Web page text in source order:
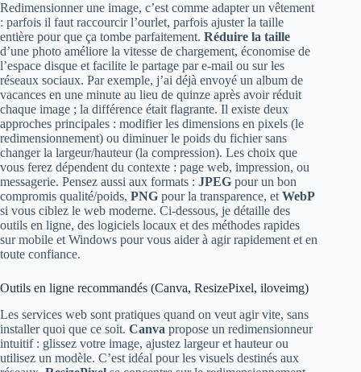
Redimensionner une image, c’est comme adapter un vêtement
: parfois il faut raccourcir l’ourlet, parfois ajuster la taille
entière pour que ça tombe parfaitement. Réduire la taille
d’une photo améliore la vitesse de chargement, économise de
l’espace disque et facilite le partage par e‑mail ou sur les
réseaux sociaux. Par exemple, j’ai déjà envoyé un album de
vacances en une minute au lieu de quinze après avoir réduit
chaque image ; la différence était flagrante. Il existe deux
approches principales : modifier les dimensions en pixels (le
redimensionnement) ou diminuer le poids du fichier sans
changer la largeur/hauteur (la compression). Les choix que
vous ferez dépendent du contexte : page web, impression, ou
messagerie. Pensez aussi aux formats : JPEG pour un bon
compromis qualité/poids, PNG pour la transparence, et WebP
si vous ciblez le web moderne. Ci‑dessous, je détaille des
outils en ligne, des logiciels locaux et des méthodes rapides
sur mobile et Windows pour vous aider à agir rapidement et en
toute confiance.
Outils en ligne recommandés (Canva, ResizePixel, iloveimg)
Les services web sont pratiques quand on veut agir vite, sans
installer quoi que ce soit. Canva propose un redimensionneur
intuitif : glissez votre image, ajustez largeur et hauteur ou
utilisez un modèle. C’est idéal pour les visuels destinés aux